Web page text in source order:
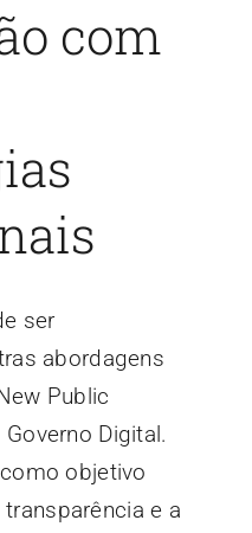
com
ser
abordagens
Public
Digital.
objetivo
e a